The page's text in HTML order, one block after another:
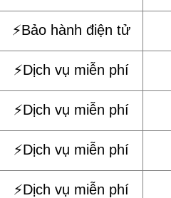
⚡️Bảo hành điện tử
⚡️Dịch vụ miễn phí
⚡️Dịch vụ miễn phí
⚡️Dịch vụ miễn phí
⚡️Dịch vụ miễn phí